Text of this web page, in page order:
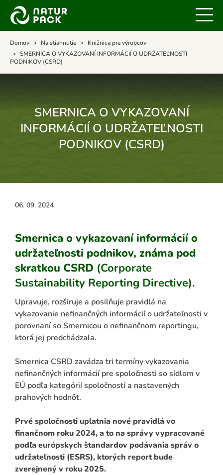
Domov Na stiahnutie
Knižnica pre výrobcov
SMERNICA O VYKAZOVANÍ INFORMÁCIÍ O UDRŽATEĽNOSTI
PODNIKOV (CSRD)
SMERNICA O VYKAZOVANÍ
INFORMÁCIÍ O UDRŽATEĽNOSTI
PODNIKOV (CSRD)
06. 09. 2024
Smernica o vykazovaní informácií o
udržateľnosti podnikov, známa pod
skratkou CSRD (Corporate
Sustainability Reporting Directive).
Upravuje, rozširuje a posilňuje pravidlá na
vykazovanie nefinančných informácií o udržateľnosti v
porovnaní so Smernicou o nefinančnom reportingu,
ktorá jej predchádzala.
Smernica CSRD zavádza tri termíny vykazovania
nefinančných informácií pre spoločnosti so sídlom v
EÚ podľa kategórií spoločností a nastavených
prahových hodnôt.
Prvé spoločnosti uplatnia nové pravidlá vo
finančnom roku 2024, a to na správy vypracované
podľa európskych štandardov podávania správ o
udržateľnosti (ESRS), ktorých report bude
zverejnený v roku 2025.